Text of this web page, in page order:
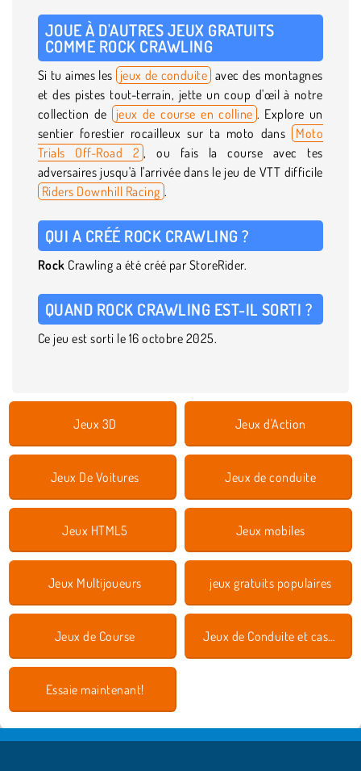
JOUE À D'AUTRES JEUX GRATUITS
COMME ROCK CRAWLING
Si tu aimes les jeux de conduite avec des montagnes
et des pistes tout-terrain, jette un coup d'œil à notre
collection de
jeux de course en colline . Explore un
sentier forestier rocailleux sur ta moto dans Moto
Trials Off-Road 2 , ou fais la course avec tes
adversaires jusqu'à l'arrivée dans le jeu de VTT difficile
Riders Downhill Racing .
QUI A CRÉÉ ROCK CRAWLING ?
Rock Crawling a été créé par StoreRider.
QUAND ROCK CRAWLING EST-IL SORTI ?
Ce jeu est sorti le 16 octobre 2025.
Jeux 3D Jeux d'Action
Jeux De Voitures Jeux de conduite
Jeux HTML5 Jeux mobiles
Jeux Multijoueurs jeux gratuits populaires
Jeux de Course Jeux de Conduite et cascades
Essaie maintenant!